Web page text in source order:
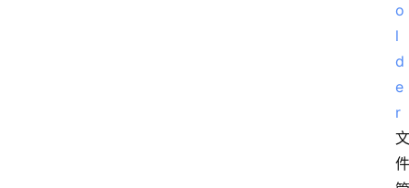
o
l
d
e
r
文
件